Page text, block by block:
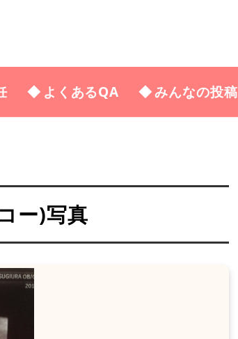
よくあるQA みんなの投稿
ー)写真